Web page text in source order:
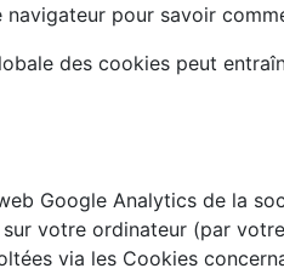
navigateur pour savoir
des cookies peut
Google Analytics de la
votre ordinateur (par
via les Cookies